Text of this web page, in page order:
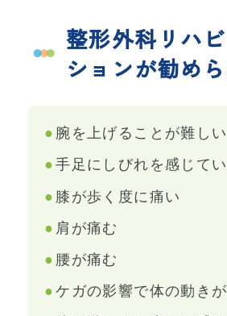
整形外科リハ
ションが勧め
腕を上げることが難しい
手足にしびれを感じて
膝が歩く度に痛い
肩が痛む
腰が痛む
ケガの影響で体の動き